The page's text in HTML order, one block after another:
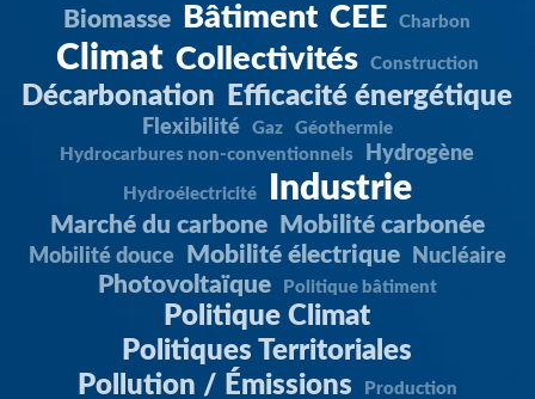
Biomasse
Bâtiment CEE Charbon
Climat Collectivités Construction
Décarbonation Efficacité énergétique
Flexibilité Gaz
Géothermie
Hydrocarbures non-conventionnels
Hydrogène
Hydroélectricité Industrie
Marché du carbone Mobilité carbonée
Mobilité douce Mobilité électrique Nucléaire
Photovoltaïque Politique bâtiment
Politique Climat
Politiques Territoriales
Pollution / Émissions
Production